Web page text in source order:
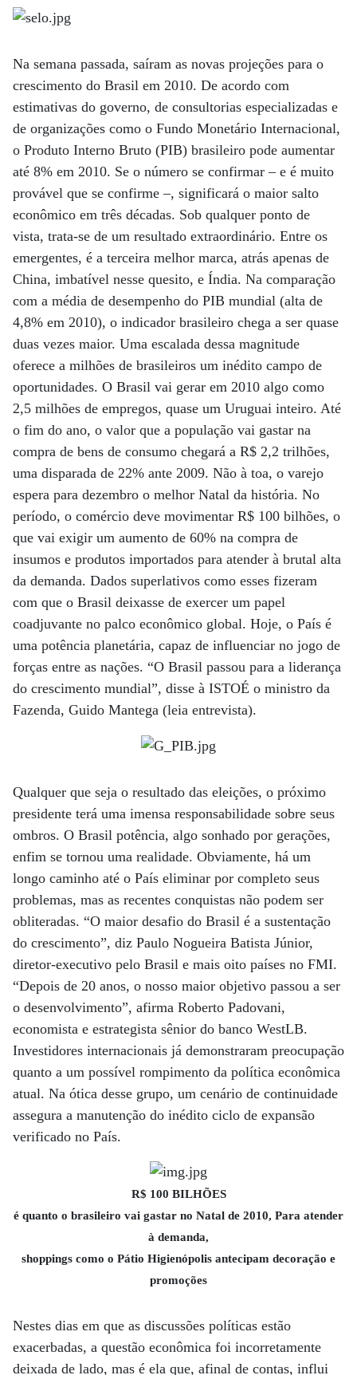
Na semana passada, saíram as novas projeções para o
crescimento do Brasil em 2010. De acordo com
estimativas do governo, de consultorias especializadas e
de organizações como o Fundo Monetário Internacional,
o Produto Interno Bruto (PIB) brasileiro pode aumentar
até 8% em 2010. Se o número se confirmar – e é muito
provável que se confirme –, significará o maior salto
econômico em três décadas. Sob qualquer ponto de
vista, trata-se de um resultado extraordinário. Entre os
emergentes, é a terceira melhor marca, atrás apenas de
China, imbatível nesse quesito, e Índia. Na comparação
com a média de desempenho do PIB mundial (alta de
4,8% em 2010), o indicador brasileiro chega a ser quase
duas vezes maior. Uma escalada dessa magnitude
oferece a milhões de brasileiros um inédito campo de
oportunidades. O Brasil vai gerar em 2010 algo como
2,5 milhões de empregos, quase um Uruguai inteiro. Até
o fim do ano, o valor que a população vai gastar na
compra de bens de consumo chegará a R$ 2,2 trilhões,
uma disparada de 22% ante 2009. Não à toa, o varejo
espera para dezembro o melhor Natal da história. No
período, o comércio deve movimentar R$ 100 bilhões, o
que vai exigir um aumento de 60% na compra de
insumos e produtos importados para atender à brutal alta
da demanda. Dados superlativos como esses fizeram
com que o Brasil deixasse de exercer um papel
coadjuvante no palco econômico global. Hoje, o País é
uma potência planetária, capaz de influenciar no jogo de
forças entre as nações. “O Brasil passou para a liderança
do crescimento mundial”, disse à ISTOÉ o ministro da
Fazenda, Guido Mantega (leia entrevista).
Qualquer que seja o resultado das eleições, o próximo
presidente terá uma imensa responsabilidade sobre seus
ombros. O Brasil potência, algo sonhado por gerações,
enfim se tornou uma realidade. Obviamente, há um
longo caminho até o País eliminar por completo seus
problemas, mas as recentes conquistas não podem ser
obliteradas. “O maior desafio do Brasil é a sustentação
do crescimento”, diz Paulo Nogueira Batista Júnior,
diretor-executivo pelo Brasil e mais oito países no FMI.
“Depois de 20 anos, o nosso maior objetivo passou a ser
o desenvolvimento”, afirma Roberto Padovani,
economista e estrategista sênior do banco WestLB.
Investidores internacionais já demonstraram preocupação
quanto a um possível rompimento da política econômica
atual. Na ótica desse grupo, um cenário de continuidade
assegura a manutenção do inédito ciclo de expansão
verificado no País.
R$ 100 BILHÕES
é quanto o brasileiro vai gastar no Natal de 2010, Para atender
à demanda,
shoppings como o Pátio Higienópolis antecipam decoração e
promoções
Nestes dias em que as discussões políticas estão
exacerbadas, a questão econômica foi incorretamente
deixada de lado, mas é ela que, afinal de contas, influi